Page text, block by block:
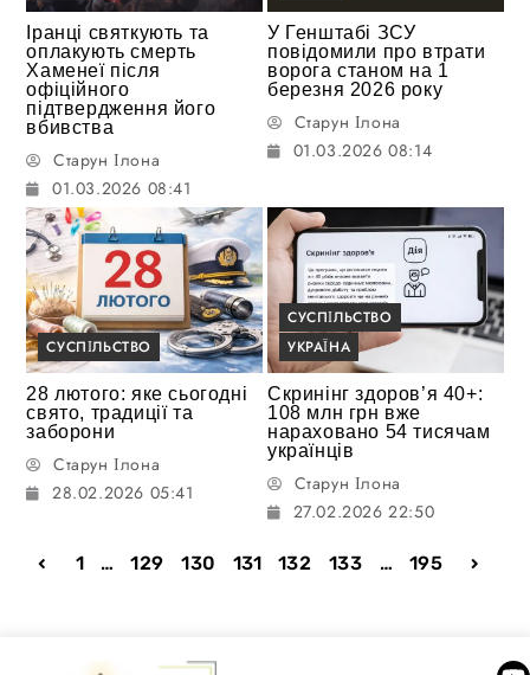
Іранці святкують та
оплакують смерть
Хаменеї після
офіційного
підтвердження його
вбивства
Старун Ілона
01.03.2026 08:41
У Генштабі ЗСУ
повідомили про втрати
ворога станом на 1
березня 2026 року
Старун Ілона
01.03.2026 08:14
СУСПІЛЬСТВО
28 лютого: яке сьогодні
свято, традиції та
заборони
Старун Ілона
28.02.2026 05:41
СУСПІЛЬСТВО
УКРАЇНА
Скринінг здоров’я 40+:
108 млн грн вже
нараховано 54 тисячам
українців
Старун Ілона
27.02.2026 22:50
1 … 129 130 131 132 133 … 195